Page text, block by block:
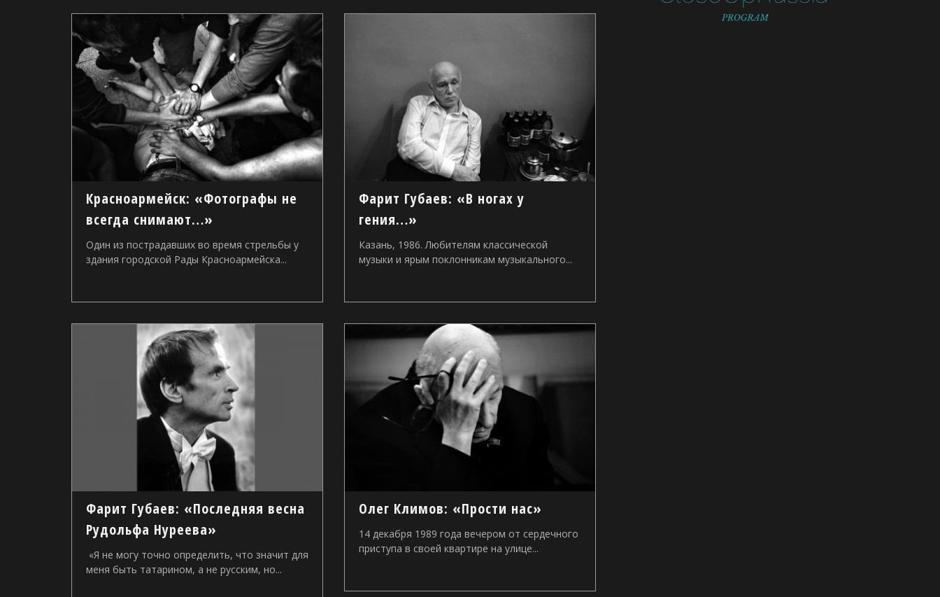
Красноармейск: «Фотографы не
всегда снимают…»
Один из пострадавших во время стрельбы у
здания городской Рады Красноармейска...
Фарит Губаев: «В ногах у
гения…»
Казань, 1986. Любителям классической
музыки и ярым поклонникам музыкального...
Фарит Губаев: «Последняя весна
Рудольфа Нуреева»
«Я не могу точно определить, что значит для
меня быть татарином, а не русским, но...
Олег Климов: «Прости нас»
14 декабря 1989 года вечером от сердечного
приступа в своей квартире на улице...